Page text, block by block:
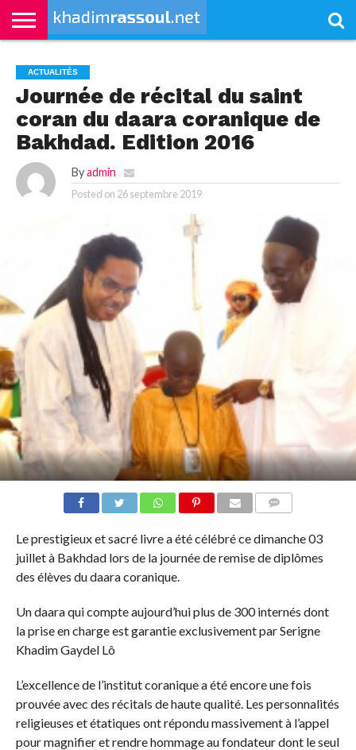
KHADIMRASSOUL
LE
MOURIDISME
ACTUALITÉS
CONTRIBUTIONS
PASS
–
NETALI
BOROM
L’ISLAM
VIDÉOS
ACTUALITÉS
Journée de récital du saint
coran du daara coranique de
Bakhdad. Edition 2016
By admin
Posted on 26 septembre 2019
Le prestigieux et sacré livre a été célébré ce dimanche 03
juillet à Bakhdad lors de la journée de remise de diplômes
des élèves du daara coranique.
Un daara qui compte aujourd’hui plus de 300 internés dont
la prise en charge est garantie exclusivement par Serigne
Khadim Gaydel Lô
L’excellence de l’institut coranique a été encore une fois
prouvée avec des récitals de haute qualité. Les personnalités
religieuses et étatiques ont répondu massivement à l’appel
pour magnifier et rendre hommage au fondateur dont le seul